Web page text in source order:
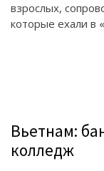
взрослых,
которые ехали в
Вьетнам:
колледж